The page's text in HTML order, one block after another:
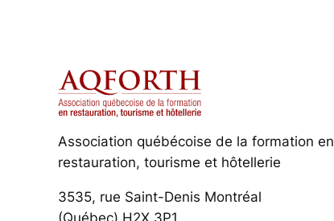
Association québécoise de la formation en
restauration, tourisme et hôtellerie
3535, rue Saint-Denis Montréal
(Québec) H2X 3P1